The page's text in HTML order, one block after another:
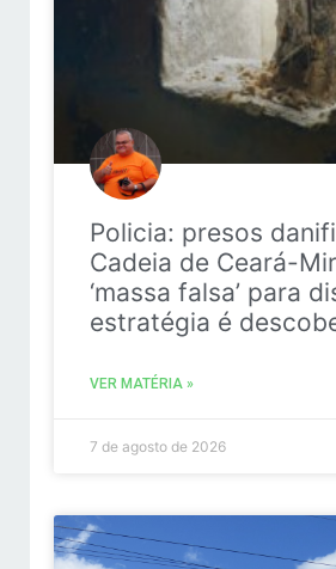
Policia: presos
Cadeia de Ceará-
‘massa falsa’ para
estratégia é
VER MATÉRIA »
7 de agosto de 2026